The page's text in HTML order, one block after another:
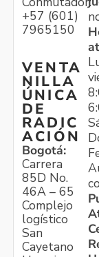
+57 (601)
7965150
VENTA
NILLA
ÚNICA
DE
RADIC
ACIÓN
Bogotá:
Carrera
85D No.
46A – 65
Complejo
logístico
San
Cayetano